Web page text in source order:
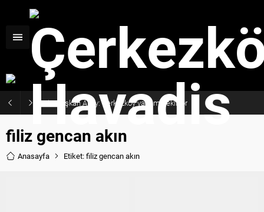
Başkan Akay: Çerkezköy yatırım bekliyor
filiz gencan akın
Anasayfa Etiket: filiz gencan akın